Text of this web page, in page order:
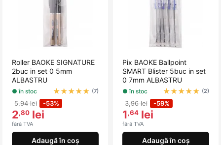
Roller BAOKE SIGNATURE
2buc in set 0 5mm
ALBASTRU
● în stoc ★★★★★ (7)
5,94 lei -53%
2,80 lei
fără TVA
Adaugă în coș
Pix BAOKE Ballpoint
SMART Blister 5buc in set
0 7mm ALBASTRU
● în stoc ★★★★★ (2)
3,96 lei -59%
1,64 lei
fără TVA
Adaugă în coș